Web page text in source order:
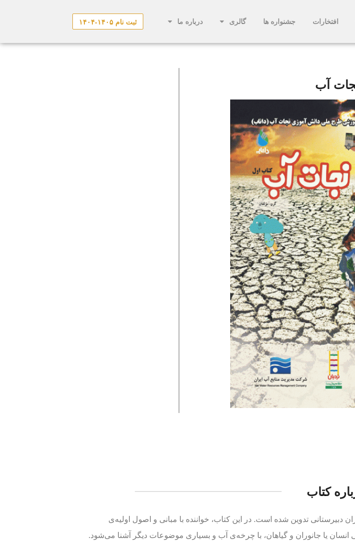
افتخارات جشنواره ها گالری درباره ما ثبت نام ۱۴۰۵-۱۴۰۴
آب
کتاب
تدوین شده است. در این کتاب، خواننده با مبانی و اصول اولیه‌ی
یا جانوران و گیاهان، با چرخه‌ی آب و بسیاری موضوعات دیگر آشنا می‌شود.